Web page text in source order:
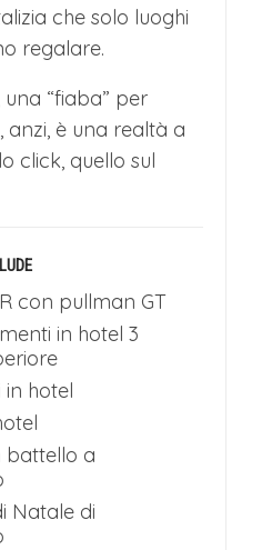
vivente,
in una favola di
di spezie, dolci
meraviglia.
IN
rientro in hotel
Alsazia – La Bella e
HOTEL E
del gruppo per la
out delle camere e
che solo luoghi
regalare.
una “fiaba” per
anzi, è una realtà a
click, quello sul
con pullman GT
in hotel 3
in hotel
battello a
Natale di